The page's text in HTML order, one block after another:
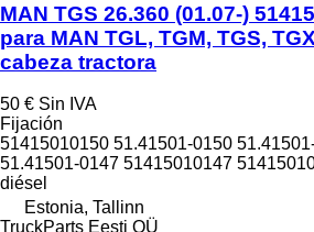
MAN TGS 26.360 (01.07-)
para MAN TGL, TGM, TGS,
cabeza tractora
50 € Sin IVA
Fijación
51415010150 51.41501-0150
51.41501-0147 51415010147
diésel
Estonia, Tallinn
TruckParts Eesti OÜ